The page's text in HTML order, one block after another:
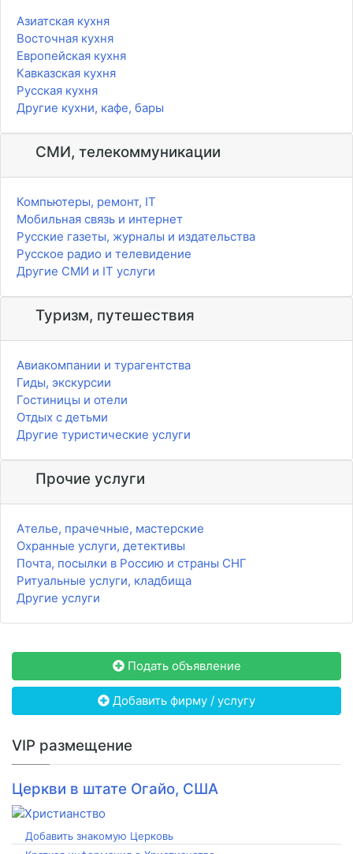
Азиатская кухня
Восточная кухня
Европейская кухня
Кавказская кухня
Русская кухня
Другие кухни, кафе, бары
СМИ, телекоммуникации
Компьютеры, ремонт, IT
Мобильная связь и интернет
Русские газеты, журналы и издательства
Русское радио и телевидение
Другие СМИ и IT услуги
Туризм, путешествия
Авиакомпании и турагентства
Гиды, экскурсии
Гостиницы и отели
Отдых с детьми
Другие туристические услуги
Прочие услуги
Ателье, прачечные, мастерские
Охранные услуги, детективы
Почта, посылки в Россию и страны СНГ
Ритуальные услуги, кладбища
Другие услуги
Подать объявление
Добавить фирму / услугу
VIP размещение
Церкви в штате Огайо, США
Добавить знакомую Церковь